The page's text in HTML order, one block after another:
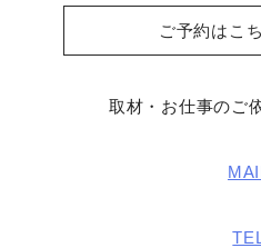
ご予約はこ
取材・お仕事のご